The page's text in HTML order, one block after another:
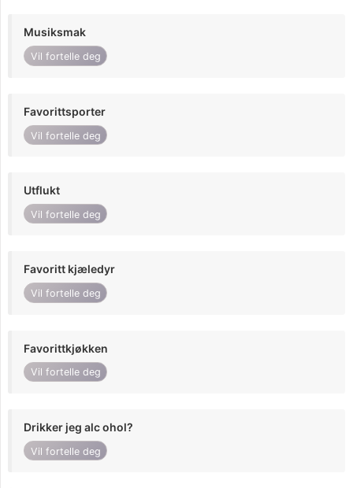
Musiksmak
Vil fortelle deg
Favorittsporter
Vil fortelle deg
Utflukt
Vil fortelle deg
Favoritt kjæledyr
Vil fortelle deg
Favorittkjøkken
Vil fortelle deg
Drikker jeg alc ohol?
Vil fortelle deg